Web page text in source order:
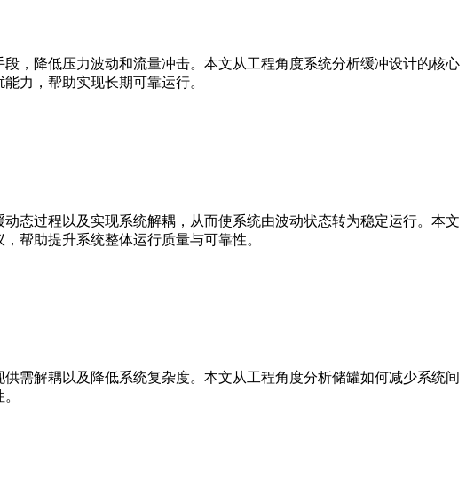
，降低压力波动和流量冲击。本文从工程角度系统分析缓冲设计的核心
力，帮助实现长期可靠运行。
态过程以及实现系统解耦，从而使系统由波动状态转为稳定运行。本文
帮助提升系统整体运行质量与可靠性。
需解耦以及降低系统复杂度。本文从工程角度分析储罐如何减少系统间